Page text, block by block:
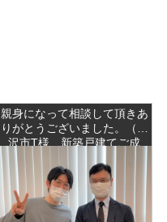
親身になって相談して頂きあ
りがとうございました。（藤
沢市T様 新築戸建てご成